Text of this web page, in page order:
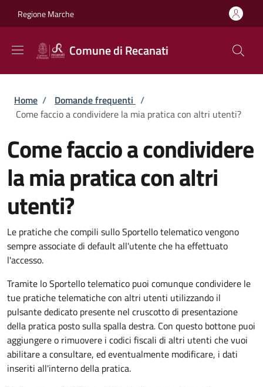
Regione Marche
Comune di Recanati
Briciole di pane
Home / Domande frequenti /
Come faccio a condividere la mia pratica con altri utenti?
Come faccio a condividere
la mia pratica con altri
utenti?
Le pratiche che compili sullo Sportello telematico vengono
sempre associate di default all'utente che ha effettuato
l'accesso.
Tramite lo Sportello telematico puoi comunque condividere le
tue pratiche telematiche con altri utenti utilizzando il
pulsante dedicato presente nel cruscotto di presentazione
della pratica posto sulla spalla destra. Con questo bottone puoi
aggiungere o rimuovere i codici fiscali di altri utenti che vuoi
abilitare a consultare, ed eventualmente modificare, i dati
inseriti all'interno della pratica.